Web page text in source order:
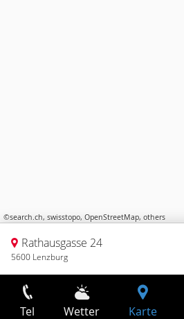
©search.ch, swisstopo, OpenStreetMap, others
Rathausgasse 24
5600 Lenzburg
Tel Wetter Karte